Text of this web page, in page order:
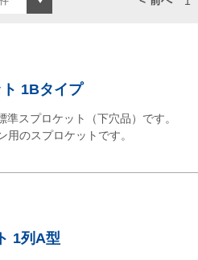
1Bタイプ
準スプロケット（下穴品）です。
用のスプロケットです。
1列A型